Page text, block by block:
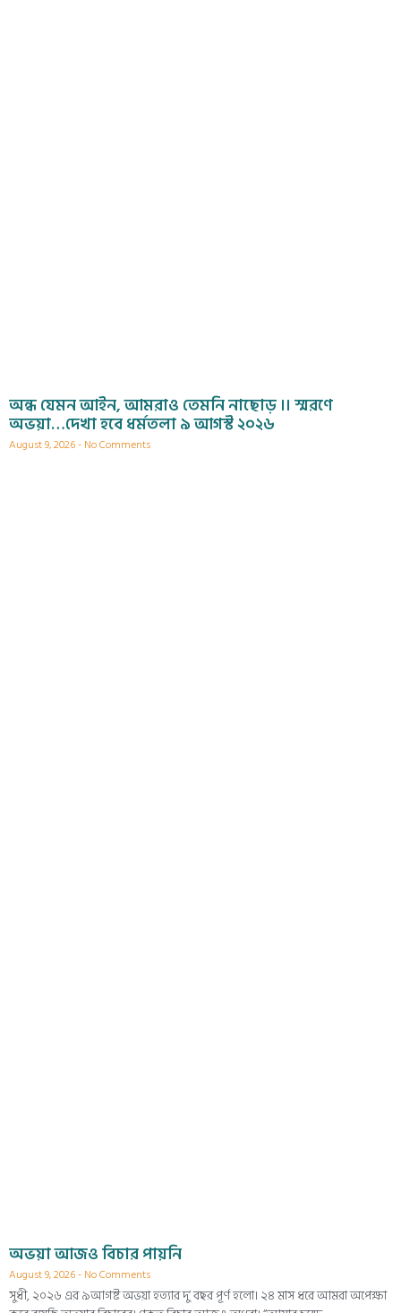
অন্ধ যেমন আইন, আমরাও তেমনি নাছোড় ।। স্মরণে
অভয়া…দেখা হবে ধর্মতলা ৯ আগস্ট ২০২৬
August 9, 2026 No Comments
অভয়া আজও বিচার পায়নি
August 9, 2026 No Comments
সুধী, ২০২৬ এর ৯আগষ্ট অভয়া হত্যার দু’ বছর পূর্ণ হলো। ২৪ মাস ধরে আমরা অপেক্ষা